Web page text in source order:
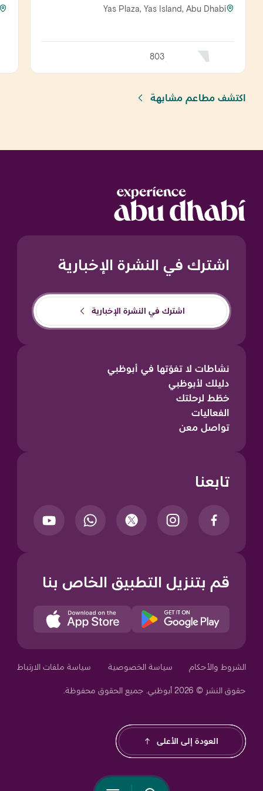
Yas Plaza, Yas Island, Abu Dhabi
803
اكتشف مطاعم مشابهة
اشترك في النشرة الإخبارية
اشترك في النشرة الإخبارية
نشاطات لا تفوّتها في أبوظبي
دليلك لأبوظبي
خطّط لرحلتك
الفعاليات
تواصل معن
تابعنا
قم بتنزيل التطبيق الخاص بنا
الشروط والأحكام سياسة الخصوصية سياسة ملفات الارتباط
حقوق النشر © 2026 أبوظبي. جميع الحقوق محفوظة.
العودة إلى الأعلى
Your Privacy Choices